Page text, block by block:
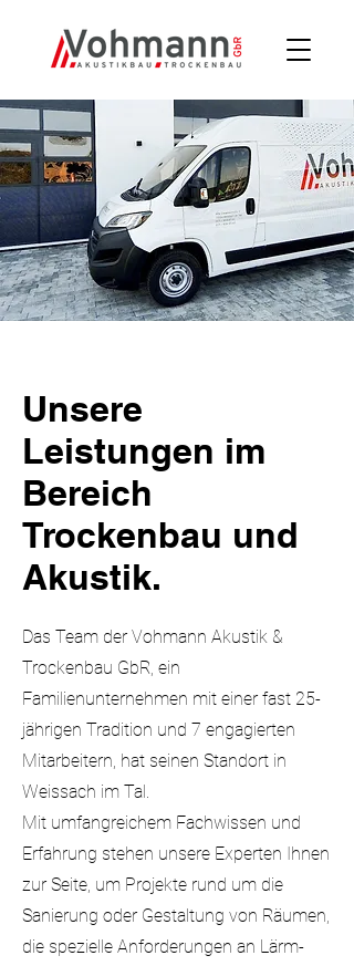
Unsere
Leistungen im
Bereich
Trockenbau und
Akustik.
Das Team der Vohmann Akustik &
Trockenbau GbR, ein
Familienunternehmen mit einer fast 25-
jährigen Tradition und 7 engagierten
Mitarbeitern, hat seinen Standort in
Weissach im Tal.
Mit umfangreichem Fachwissen und
Erfahrung stehen unsere Experten Ihnen
zur Seite, um Projekte rund um die
Sanierung oder Gestaltung von Räumen,
die spezielle Anforderungen an Lärm-